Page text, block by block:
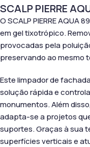
SCALP PIERRE
O SCALP PIERRE
em gel tixotrópico.
provocadas pela
preservando ao mesmo
Este limpador de
solução rápida e
monumentos. Além
adapta-se a projetos
suportes. Graças à sua
superfícies verticais e